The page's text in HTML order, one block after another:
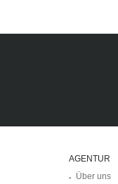
AGENTUR
Über uns